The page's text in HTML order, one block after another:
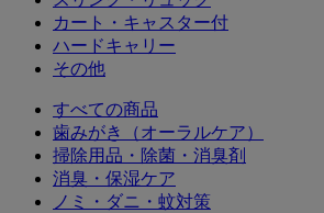
カート・キャスター付
ハードキャリー
その他
すべての商品
歯みがき（オーラルケア）
掃除用品・除菌・消臭剤
消臭・保湿ケア
ノミ・ダニ・蚊対策